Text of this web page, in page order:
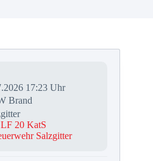
17:23 Uhr
Brand
LF 20 KatS
Salzgitter